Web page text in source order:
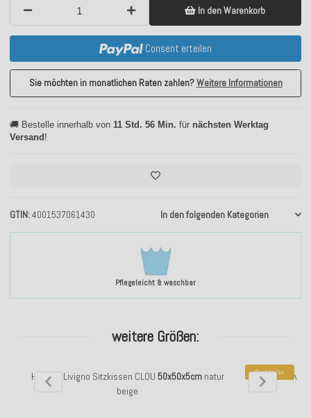
Pflegeleicht & waschbar
GTIN 4001537061430 In den folgenden Kategorien
In den Warenkorb
Consent erteilen
Sie möchten in monatlichen Raten zahlen?Weitere Informationen
🚚 Bestelle innerhalb von 11 Std. 56 Min. für nächsten Werktag
Versand !
weitere Größen:
H.O.C.K. Livigno Sitzkissen CLOU 50x50x5cmnatur
beige
Bestseller
H.O.C.K.